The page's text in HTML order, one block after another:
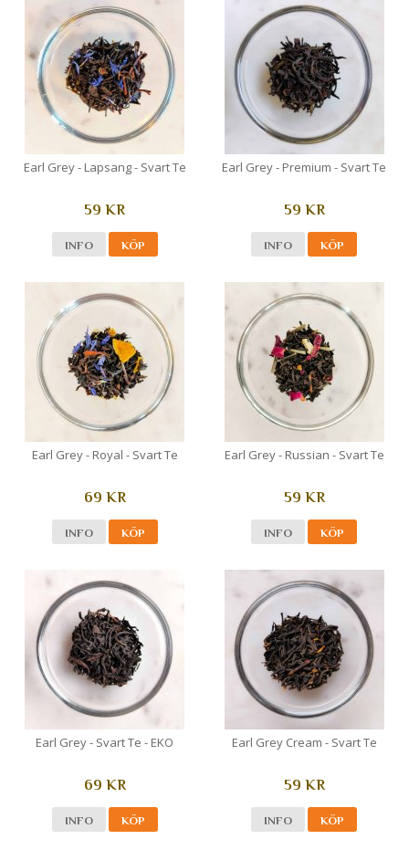
Earl Grey - Lapsang - Svart Te
59 KR
INFO KÖP
Earl Grey - Premium - Svart Te
59 KR
INFO KÖP
Earl Grey - Royal - Svart Te
69 KR
INFO KÖP
Earl Grey - Russian - Svart Te
59 KR
INFO KÖP
Earl Grey - Svart Te - EKO
69 KR
INFO KÖP
Earl Grey Cream - Svart Te
59 KR
INFO KÖP